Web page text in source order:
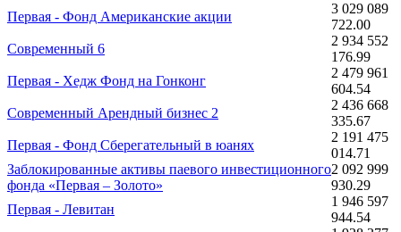
Первая - Фонд Американские акции
3 029 089
722.00
Современный 6
2 934 552
176.99
Первая - Хедж Фонд на Гонконг
2 479 961
604.54
Современный Арендный бизнес 2
2 436 668
335.67
Первая - Фонд Сберегательный в юанях
2 191 475
014.71
Заблокированные активы паевого инвестиционного
фонда «Первая – Золото»
2 092 999
930.29
Первая - Левитан
1 946 597
944.54